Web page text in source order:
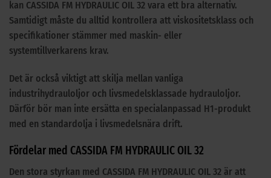
kan CASSIDA FM HYDRAULIC OIL 32 vara ett bra alternativ.
Samtidigt måste du alltid kontrollera att viskositetsklass och
specifikationer stämmer med maskin- eller
systemtillverkarens krav.
Det är också viktigt att skilja mellan vanliga
industrihydrauloljor och livsmedelsklassade hydrauloljor.
Därför bör man inte ersätta en specialanpassad H1-produkt
med en standardolja i livsmedelsnära drift.
Fördelar med CASSIDA FM HYDRAULIC OIL 32
Den stora styrkan med CASSIDA FM HYDRAULIC OIL 32 är att